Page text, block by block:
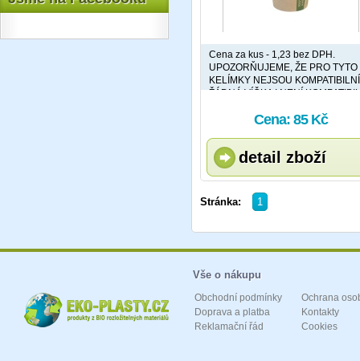
Cena za kus - 1,23 bez DPH.
UPOZORŇUJEME, ŽE PRO TYTO
KELÍMKY NEJSOU KOMPATIBILNÍ
ŽÁDNÁ VÍČKA ! NENÍ
VÍČKO 180ML !Cena: 85 Kč
detail zboží
Stránka: 1
Vše o nákupu
Obchodní podmínky
Doprava a platba
Reklamační řád
Ochrana
Kontakty
Cookies